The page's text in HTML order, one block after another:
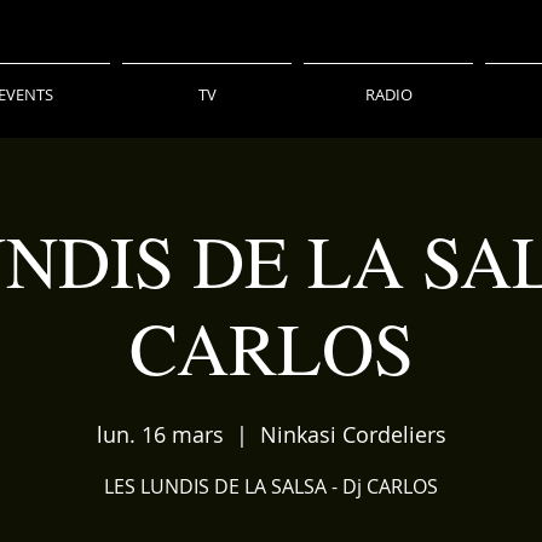
TV RADIO
DE LA
CARLOS
lun. 16 mars
  |
Ninkasi Cordeliers
LES LUNDIS DE LA SALSA - Dj CARLOS